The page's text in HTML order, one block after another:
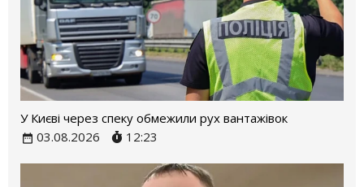
У Києві через спеку обмежили рух вантажівок
03.08.2026
12:23